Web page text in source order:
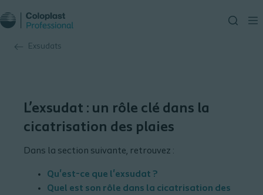
Exsudats
L’exsudat : un rôle clé dans la
cicatrisation des plaies
Dans la section suivante, retrouvez :
Qu'est-ce que l'exsudat ?
Quel est son rôle dans la cicatrisation des